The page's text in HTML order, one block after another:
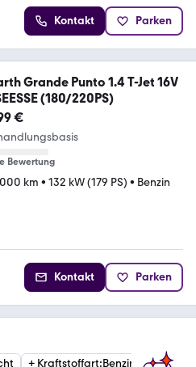
Kontakt Parken
Grande Punto 1.4 T-Jet 16V
(180/220PS)
€
Bewertung
km • 132 kW (179 PS) • Benzin
Kontakt Parken
+ Kraftstoffart:Benzin